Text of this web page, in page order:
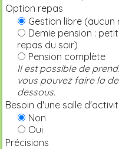
Option repas
Gestion libre (aucun
Demie pension :
repas du soir)
Pension complète
Il est possible de
vous pouvez faire la
dessous.
Besoin d'une salle
Non
Oui
Précisions